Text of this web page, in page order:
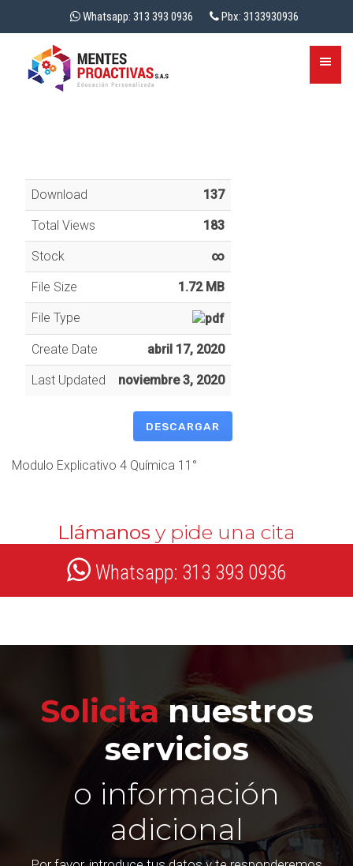
Whatsapp: 313 393 0936 Pbx: 3133930936
Download 137
Total Views 183
Stock ∞
File Size 1.72 MB
File Type
Create Date abril 17, 2020
Last Updated noviembre 3, 2020
DESCARGAR
Modulo Explicativo 4 Química 11°
Llámanos y pide una cita
Whatsapp: 313 393 0936
Solicitanuestros
servicios
o información
adicional